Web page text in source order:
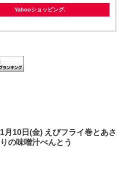
Yahooショッピング
1月10日(金) えびフライ巻とあさ
りの味噌汁べんとう